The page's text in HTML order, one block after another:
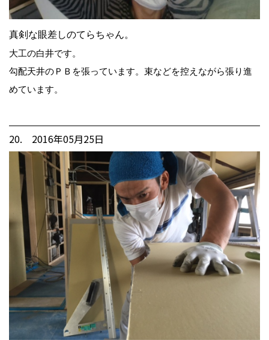
真剣な眼差しのてらちゃん。
大工の白井です。
勾配天井のＰＢを張っています。束などを控えながら張り進
めています。
20. 2016年05月25日